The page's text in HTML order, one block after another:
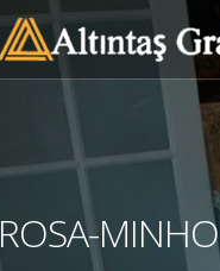
ROSA-MINHO